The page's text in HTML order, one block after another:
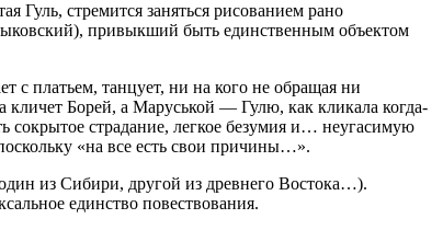
Гуль, стремится заняться рисованием рано
привыкший быть единственным объектом
с платьем, танцует, ни на кого не обращая ни
Борей, а Маруськой — Гулю, как кликала когда-
сокрытое страдание, легкое безумия и… неугасимую
«на все есть свои причины…».
из Сибири, другой из древнего Востока…).
единство повествования.